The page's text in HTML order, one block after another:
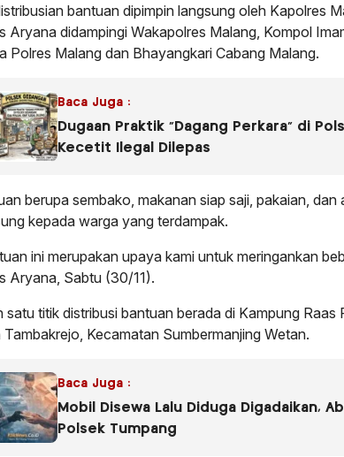
bantuan dipimpin langsung oleh Kapolres
Aryana didampingi Wakapolres Malang, Kompol
Polres Malang dan Bhayangkari Cabang Malang.
Baca Juga :
Dugaan Praktik “Dagang Perkara” di
Kecetit Ilegal Dilepas
berupa sembako, makanan siap saji, pakaian, dan
kepada warga yang terdampak.
ini merupakan upaya kami untuk meringankan
Aryana, Sabtu (30/11).
satu titik distribusi bantuan berada di Kampung Raas
Tambakrejo, Kecamatan Sumbermanjing Wetan.
Baca Juga :
Mobil Disewa Lalu Diduga Digadaikan,
Polsek Tumpang